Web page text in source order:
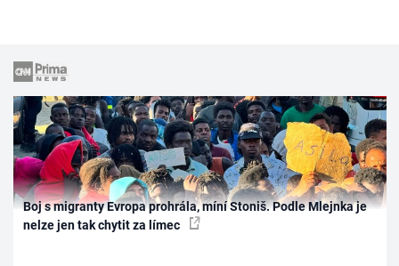
Boj s migranty Evropa prohrála, míní Stoniš. Podle Mlejnka je
nelze jen tak chytit za límec